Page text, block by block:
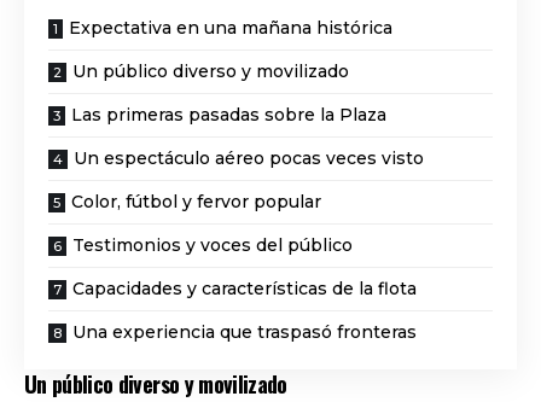
Expectativa en una mañana histórica
Un público diverso y movilizado
Las primeras pasadas sobre la Plaza
Un espectáculo aéreo pocas veces visto
Color, fútbol y fervor popular
Testimonios y voces del público
Capacidades y características de la flota
Una experiencia que traspasó fronteras
Un público diverso y movilizado